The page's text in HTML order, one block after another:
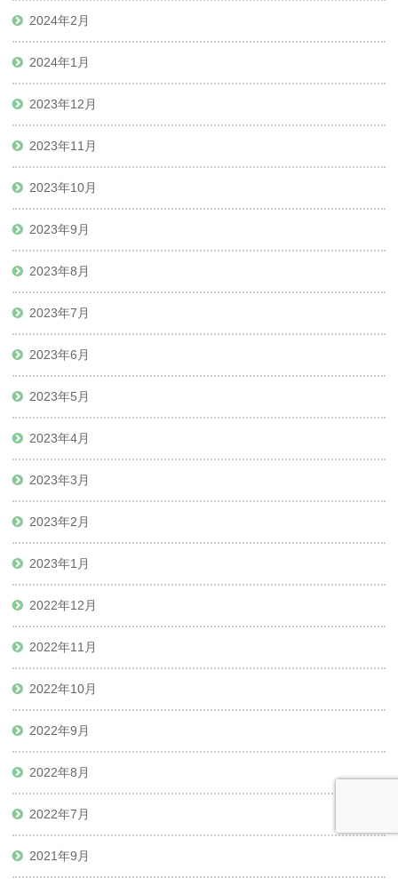
2024年2月
2024年1月
2023年12月
2023年11月
2023年10月
2023年9月
2023年8月
2023年7月
2023年6月
2023年5月
2023年4月
2023年3月
2023年2月
2023年1月
2022年12月
2022年11月
2022年10月
2022年9月
2022年8月
2022年7月
2021年9月